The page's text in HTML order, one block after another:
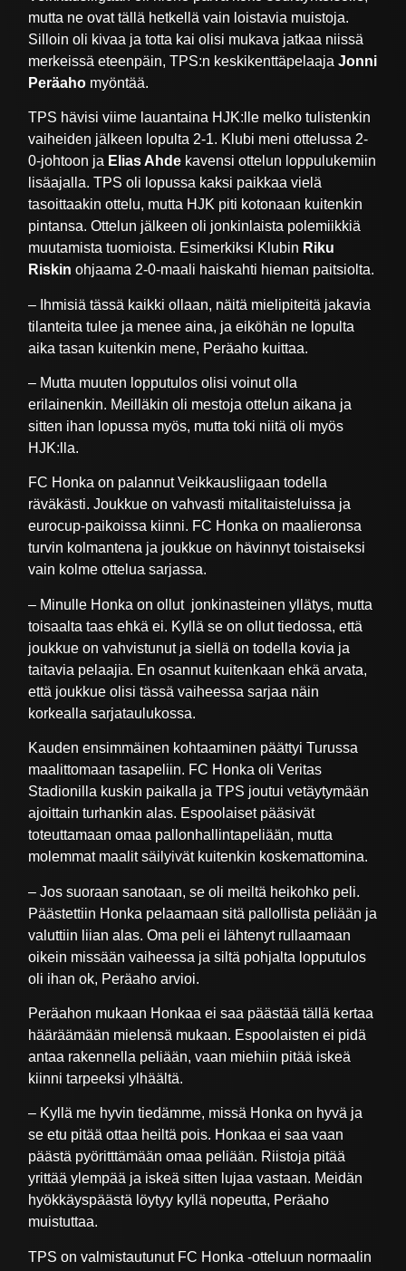
mutta ne ovat tällä hetkellä vain loistavia muistoja.
Silloin oli kivaa ja totta kai olisi mukava jatkaa niissä
merkeissä eteenpäin, TPS:n keskikenttäpelaajaJonni
Peräaho myöntää.
TPS hävisi viime lauantaina HJK:lle melko tulistenkin
vaiheiden jälkeen lopulta 2-1. Klubi meni ottelussa 2-
0-johtoon ja Elias Ahde kavensi ottelun loppulukemiin
lisäajalla. TPS oli lopussa kaksi paikkaa vielä
tasoittaakin ottelu, mutta HJK piti kotonaan kuitenkin
pintansa. Ottelun jälkeen oli jonkinlaista polemiikkiä
muutamista tuomioista. Esimerkiksi Klubin Riku
Riskin ohjaama 2-0-maali haiskahti hieman paitsiolta.
– Ihmisiä tässä kaikki ollaan, näitä mielipiteitä jakavia
tilanteita tulee ja menee aina, ja eiköhän ne lopulta
aika tasan kuitenkin mene, Peräaho kuittaa.
– Mutta muuten lopputulos olisi voinut olla
erilainenkin. Meilläkin oli mestoja ottelun aikana ja
sitten ihan lopussa myös, mutta toki niitä oli myös
HJK:lla.
FC Honka on palannut Veikkausliigaan todella
räväkästi. Joukkue on vahvasti mitalitaisteluissa ja
eurocup-paikoissa kiinni. FC Honka on maalieronsa
turvin kolmantena ja joukkue on hävinnyt toistaiseksi
vain kolme ottelua sarjassa.
– Minulle Honka on ollut jonkinasteinen yllätys, mutta
toisaalta taas ehkä ei. Kyllä se on ollut tiedossa, että
joukkue on vahvistunut ja siellä on todella kovia ja
taitavia pelaajia. En osannut kuitenkaan ehkä arvata,
että joukkue olisi tässä vaiheessa sarjaa näin
korkealla sarjataulukossa.
Kauden ensimmäinen kohtaaminen päättyi Turussa
maalittomaan tasapeliin. FC Honka oli Veritas
Stadionilla kuskin paikalla ja TPS joutui vetäytymään
ajoittain turhankin alas. Espoolaiset pääsivät
toteuttamaan omaa pallonhallintapeliään, mutta
molemmat maalit säilyivät kuitenkin koskemattomina.
– Jos suoraan sanotaan, se oli meiltä heikohko peli.
Päästettiin Honka pelaamaan sitä pallollista peliään ja
valuttiin liian alas. Oma peli ei lähtenyt rullaamaan
oikein missään vaiheessa ja siltä pohjalta lopputulos
oli ihan ok, Peräaho arvioi.
Peräahon mukaan Honkaa ei saa päästää tällä kertaa
hääräämään mielensä mukaan. Espoolaisten ei pidä
antaa rakennella peliään, vaan miehiin pitää iskeä
kiinni tarpeeksi ylhäältä.
– Kyllä me hyvin tiedämme, missä Honka on hyvä ja
se etu pitää ottaa heiltä pois. Honkaa ei saa vaan
päästä pyöritttämään omaa peliään. Riistoja pitää
yrittää ylempää ja iskeä sitten lujaa vastaan. Meidän
hyökkäyspäästä löytyy kyllä nopeutta, Peräaho
muistuttaa.
TPS on valmistautunut FC Honka -otteluun normaalin